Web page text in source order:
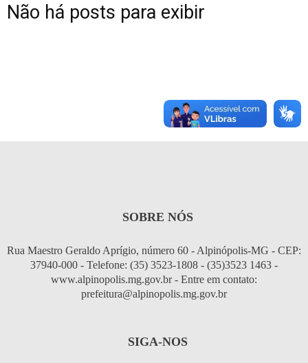
Não há posts para exibir
SOBRE NÓS
Rua Maestro Geraldo Aprígio, número 60 - Alpinópolis-MG - CEP:
37940-000 - Telefone: (35) 3523-1808 - (35)3523 1463 -
www.alpinopolis.mg.gov.br - Entre em contato:
prefeitura@alpinopolis.mg.gov.br
SIGA-NOS